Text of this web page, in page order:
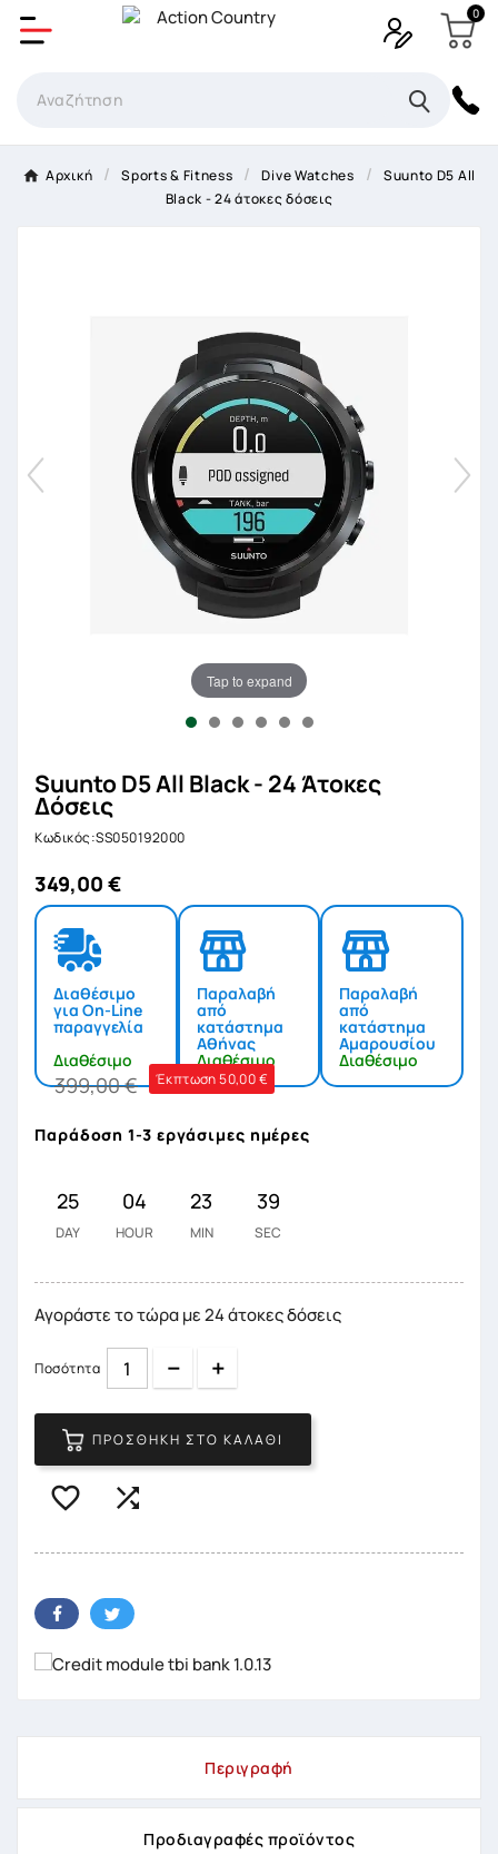
0
Αρχική Sports & Fitness Dive Watches
Suunto D5 All
Black - 24 άτοκες δόσεις
Tap to expand
Suunto D5 All Black - 24 Άτοκες
Δόσεις
Κωδικός:SS050192000
349,00 €
Διαθέσιμο
για On-Line
παραγγελία
Διαθέσιμο
Παραλαβή
από
κατάστημα
Αθήνας
Διαθέσιμο
Παραλαβή
από
κατάστημα
Αμαρουσίου
Διαθέσιμο
399,00 € Έκπτωση 50,00 €
Παράδοση 1-3 εργάσιμες ημέρες
25
DAY
04
HOUR
23
MIN
38
SEC
Αγοράστε το τώρα με 24 άτοκες δόσεις
Ποσότητα Quantity
ΠΡΟΣΘΉΚΗ ΣΤΟ ΚΑΛΆΘΙ
 
Περιγραφή
Προδιαγραφές προϊόντος
Δημιουργία λίστα επιθυμητών
×
Όνομα Λίστα επιθυμιτών
Δημιουργία λίστα επιθυμητών